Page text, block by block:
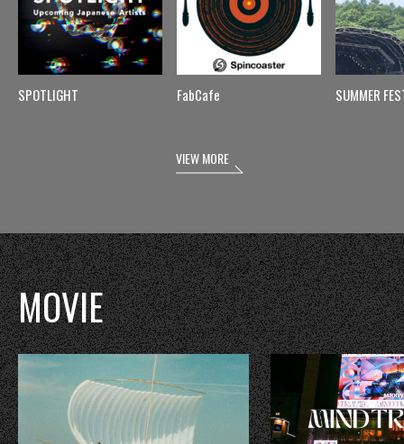
SPOTLIGHT FabCafe SUMMER
VIEW MORE
MOVIE